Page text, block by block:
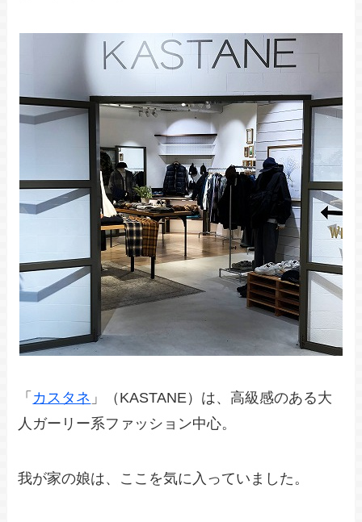
「 カスタネ 」（KASTANE）は、高級感のある大
人ガーリー系ファッション中心。
我が家の娘は、ここを気に入っていました。